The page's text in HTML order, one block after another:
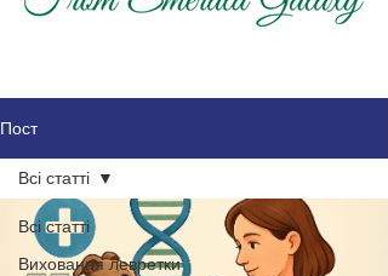
Пост
Всі статті
Виховання левретки
Всі статті